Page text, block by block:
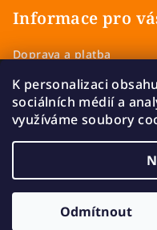
K personalizaci
sociálních médií a
využíváme soubory
Odmítnout
Informace pro
Doprava a platba
Zásady ochrany
Vrácení a výměna zboží
Copyright 2026
Upravit